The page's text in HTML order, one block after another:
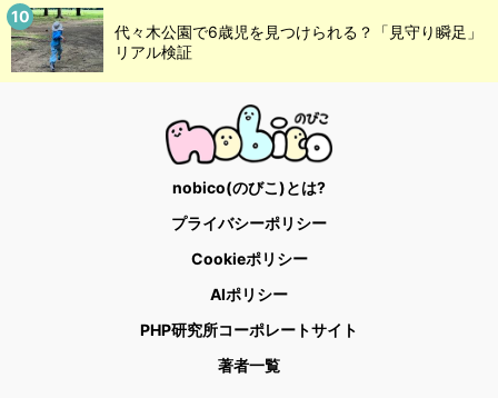
代々木公園で6歳児を見つけられる？「見守り瞬足」
リアル検証
nobico(のびこ)とは?
プライバシーポリシー
Cookieポリシー
AIポリシー
PHP研究所コーポレートサイト
著者一覧